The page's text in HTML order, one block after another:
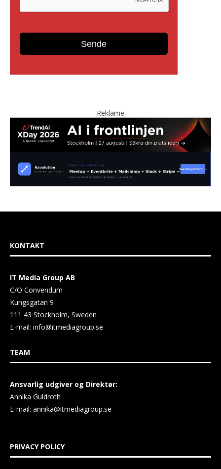
Reklame
KONTAKT
IT Media Group AB
C/O Convendum
Kungsgatan 9
111 43 Stockholm, Sweden
E-mail: info@itmediagroup.se
TEAM
Ansvarlig udgiver og Direktør:
Annika Guldroth
E-mail: annika@itmediagroup.se
PRIVACY POLICY